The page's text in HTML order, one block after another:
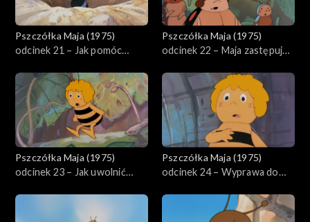
Pszczółka Maja (1975)
odcinek 21 – Jak pomóc
Pszczółka Maja (1975)
odcinek 22 – Maja zastępuje
Pszczółka Maja (1975)
odcinek 23 – Jak uwolnić
Pszczółka Maja (1975)
odcinek 24 – Wyprawa do